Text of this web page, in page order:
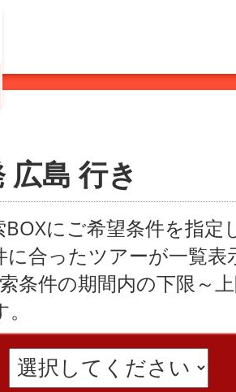
広島 行き
にご希望条件を指定
に合ったツアーが一覧表
条件の期間内の下限～